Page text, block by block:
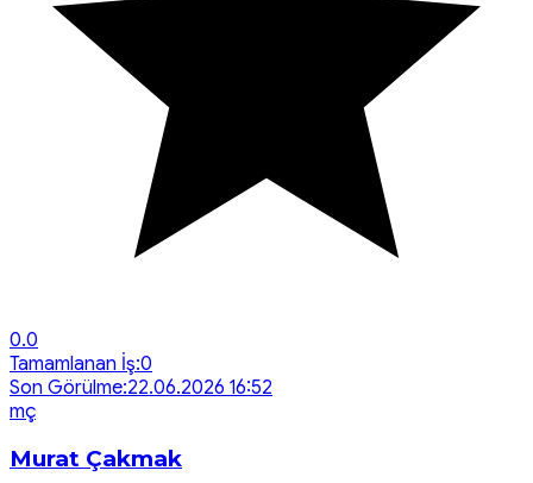
0.0
Tamamlanan İş:0
Son Görülme:22.06.2026 16:52
mç
Murat Çakmak